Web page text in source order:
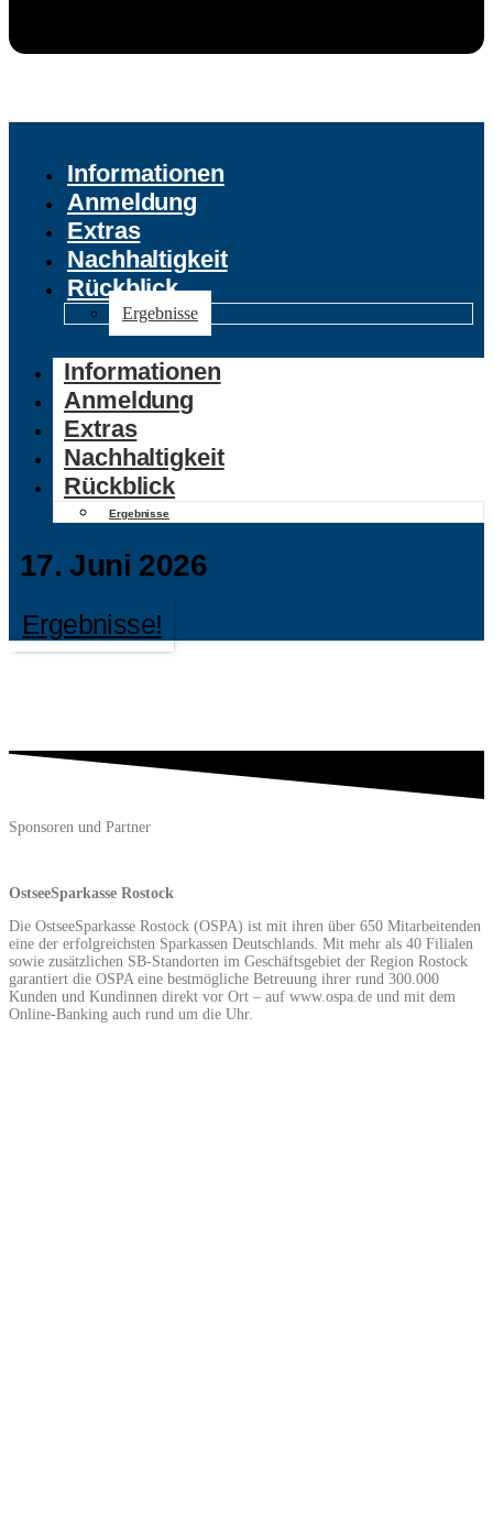
Informationen
Anmeldung
Extras
Nachhaltigkeit
Rückblick
Ergebnisse
Informationen
Anmeldung
Extras
Nachhaltigkeit
Rückblick
Ergebnisse
17. Juni 2026
Ergebnisse!
Sponsoren und Partner
OstseeSparkasse Rostock
Die OstseeSparkasse Rostock (OSPA) ist mit ihren über 650 Mitarbeitenden
eine der erfolgreichsten Sparkassen Deutschlands. Mit mehr als 40 Filialen
sowie zusätzlichen SB-Standorten im Geschäftsgebiet der Region Rostock
garantiert die OSPA eine bestmögliche Betreuung ihrer rund 300.000
Kunden und Kundinnen direkt vor Ort – auf www.ospa.de und mit dem
Online-Banking auch rund um die Uhr.